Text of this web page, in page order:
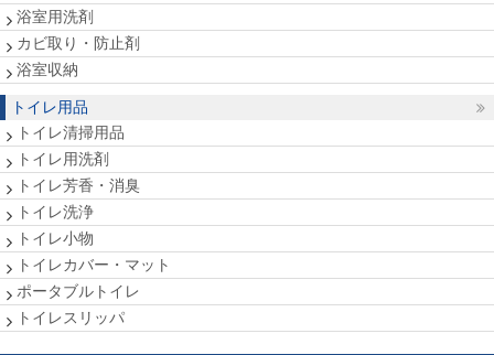
浴室用洗剤
カビ取り・防止剤
浴室収納
トイレ用品
トイレ清掃用品
トイレ用洗剤
トイレ芳香・消臭
トイレ洗浄
トイレ小物
トイレカバー・マット
ポータブルトイレ
トイレスリッパ